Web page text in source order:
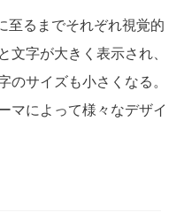
至るまでそれぞれ視覚的
文字が大きく表示され、
のサイズも小さくなる。
マによって様々なデザイ